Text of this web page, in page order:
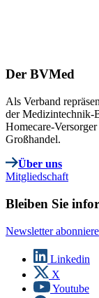
Der BVMed
Als Verband
der Medizintechnik-
Homecare-
Großhandel.
Über uns
Mitgliedschaft
Bleiben Sie
Newsletter
Linkedin
X
Youtube